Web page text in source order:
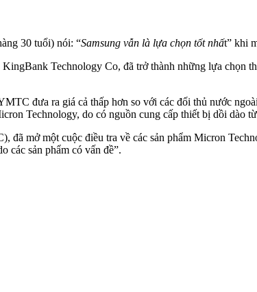
30 tuổi) nói: “Samsung vẫn là lựa chọn tốt nhất” khi
Technology Co, đã trở thành những lựa chọn
đưa ra giá cả thấp hơn so với các đối thủ nước
Technology, do có nguồn cung cấp thiết bị dồi dào
mở một cuộc điều tra về các sản phẩm Micron
các sản phẩm có vấn đề”.